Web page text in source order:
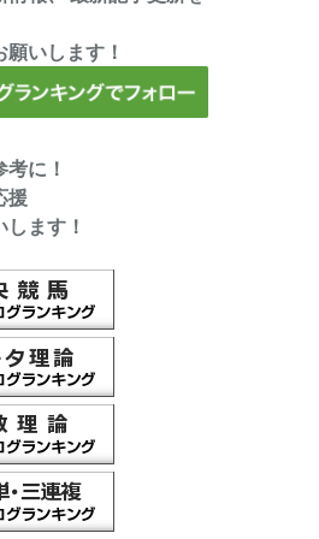
いします！
に！
援
ます！